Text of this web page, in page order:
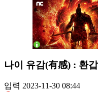
나이 유감(有感) : 환
입력 2023-11-30 08:44